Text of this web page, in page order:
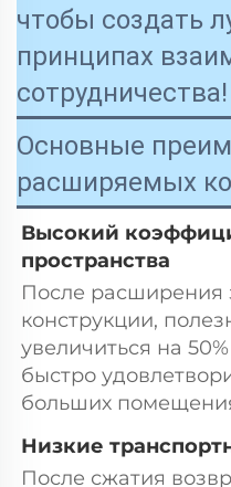
чтобы создать
принципах
сотрудничества!
Основные
расширяемых
Высокий
пространства
После расширения
конструкции,
увеличиться на
быстро
больших
Низкие
После сжатия